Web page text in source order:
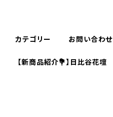
カテゴリー お問い合わせ
【新商品紹介💐】日比谷花壇